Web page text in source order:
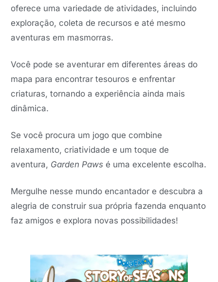
oferece uma variedade de atividades, incluindo
exploração, coleta de recursos e até mesmo
aventuras em masmorras.
Você pode se aventurar em diferentes áreas do
mapa para encontrar tesouros e enfrentar
criaturas, tornando a experiência ainda mais
dinâmica.
Se você procura um jogo que combine
relaxamento, criatividade e um toque de
aventura, Garden Paws é uma excelente escolha.
Mergulhe nesse mundo encantador e descubra a
alegria de construir sua própria fazenda enquanto
faz amigos e explora novas possibilidades!